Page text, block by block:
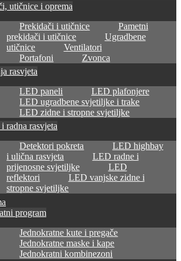
utičnice i oprema
Prekidači i utičnice
Pametni
prekidači i utičnice
Ugradbene
utičnice
Ventilatori
Portafoni
Zvonca
rasvjeta
LED paneli
LED plafonjere
LED ugradbene svjetiljke i trake
LED zidne i stropne svjetiljke
radna rasvjeta
Detektori pokreta
LED highbay
i ulična rasvjeta
LED radne i
prijenosne svjetiljke
LED
reflektori
LED vanjske zidne i
stropne svjetiljke
program
Jednokratne kute i pregače
Jednokratne maske i kape
Jednokratni kombinezoni